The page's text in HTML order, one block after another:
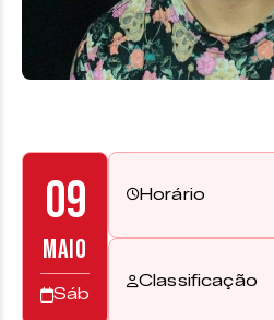
09
MAIO
Sáb
Horário
Classificação